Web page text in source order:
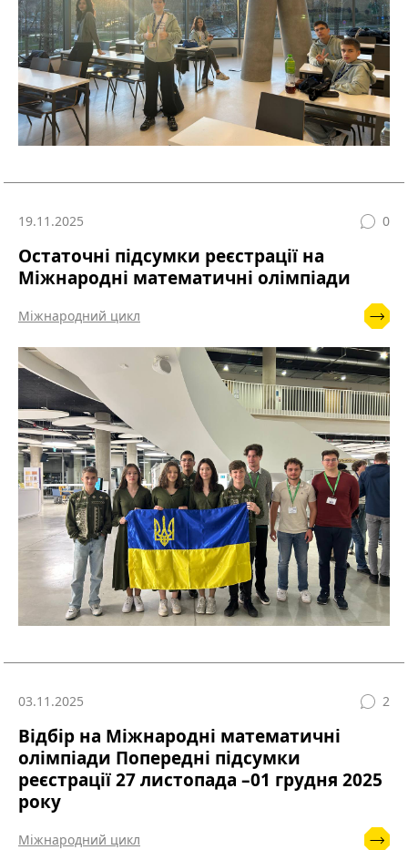
19.11.2025 0
Остаточні підсумки реєстрації на
Міжнародні математичні олімпіади
Міжнародний цикл
03.11.2025 2
Відбір на Міжнародні математичні
олімпіади Попередні підсумки
реєстрації 27 листопада –01 грудня 2025
року
Міжнародний цикл